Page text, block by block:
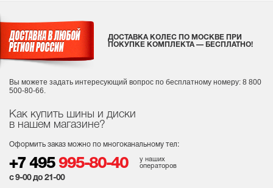
Как купить шины и диски
в нашем магазине?
Оформить заказ можно по многоканальному тел:
+7 495 995-80-40
у наших
операторов
с 9-00 до 21-00
ДОСТАВКА КОЛЕС ПО МОСКВЕ ПРИ
ПОКУПКЕ КОМПЛЕКТА — БЕСПЛАТНО!
Вы можете задать интересующий вопрос по бесплатному номеру: 8 800
500-80-66.